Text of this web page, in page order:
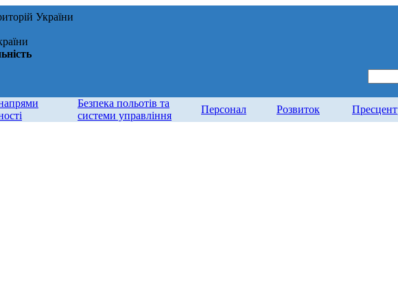
України
Безпека польотів та
системи управління
Персонал Розвиток